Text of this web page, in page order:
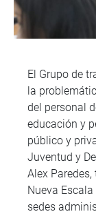
El Grupo de
la
del personal
educación y
público y
Juventud y
Alex
Nueva
sedes